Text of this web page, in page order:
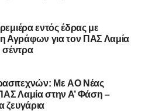
διοργάνωσης συμμετέχουν
συμμετοχή. Οι ομάδες
γκρουπ, ενώ μετά την
θα προκύψουν
εντός έδρας με
Αγράφων για τον ΠΑΣ Λαμία
σέντρα
Με AO Nέας
Λαμία στην Α’ Φάση –
ζευγάρια